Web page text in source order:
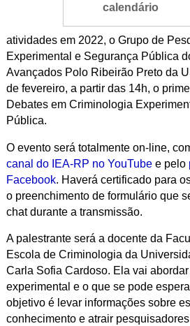
calendário
atividades em 2022, o Grupo de
Experimental e Segurança Pública
Avançados Polo Ribeirão Preto da
de fevereiro, a partir das 14h, o
Debates em Criminologia
Pública.
O evento será totalmente on-line,
canal do IEA-RP no YouTubee pelo
Facebook. Haverá certificado para
o preenchimento de formulário que
chat durante a transmissão.
A palestrante será a docente da
Escola de Criminologia da
Carla Sofia Cardoso. Ela vai
experimental e o que se pode
objetivo é ​levar informações sobre
conhecimento e atrair